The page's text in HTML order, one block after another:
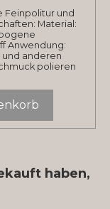
Feinpolitur und
Material:
Anwendung:
anderen
polieren
haben,